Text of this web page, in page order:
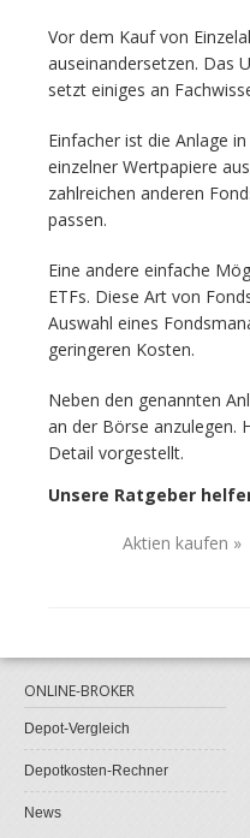
Vor dem Kauf von
auseinandersetzen. Das
setzt einiges an
Einfacher ist die Anlage
einzelner Wertpapiere
zahlreichen anderen
passen.
Eine andere einfache
ETFs. Diese Art von
Auswahl eines
geringeren Kosten.
Neben den genannten
an der Börse anzulegen.
Detail vorgestellt.
Unsere Ratgeber
Aktien kaufen »
ONLINE-BROKER
Depot-Vergleich
Depotkosten-Rechner
News